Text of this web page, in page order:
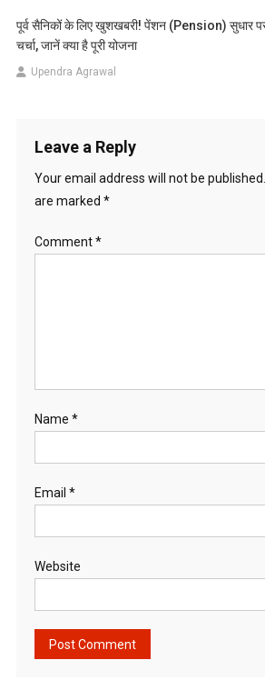
पूर्व सैनिकों के लिए खुशखबरी! पेंशन (Pension) सुधार
चर्चा, जानें क्या है पूरी योजना
Upendra Agrawal
Leave a Reply
Your email address will not be published.
are marked *
Comment*
Name *
Email *
Website